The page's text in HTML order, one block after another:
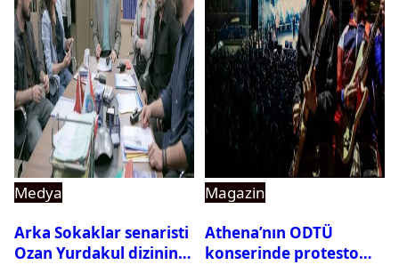
Medya
Arka Sokaklar senaristi
Ozan Yurdakul dizinin
Magazin
Athena’nın ODTÜ
konserinde protesto